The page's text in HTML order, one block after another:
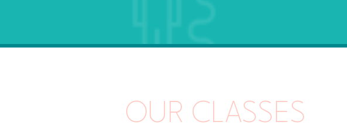
OUR CLASSES